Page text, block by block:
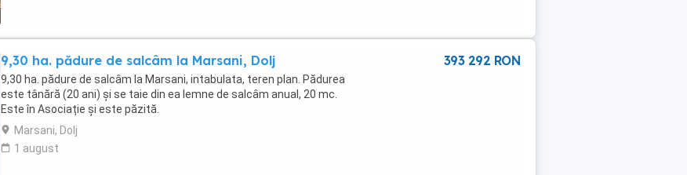
9,30 ha. pădure de salcâm la Marsani, Dolj
9,30 ha. pădure de salcâm la Marsani, intabulata, teren plan. Pădurea
este tânără (20 ani) și se taie din ea lemne de salcâm anual, 20 mc.
Este în Asociație și este păzită.
Marsani, Dolj
1 august
393 292 RON